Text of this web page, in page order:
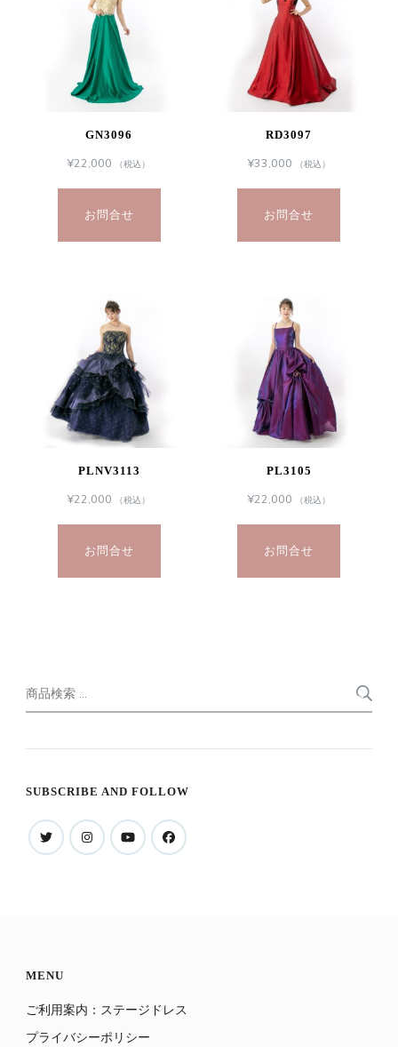
GN3096
¥22,000 （税込）
お問合せ
RD3097
¥33,000 （税込）
お問合せ
PLNV3113
¥22,000 （税込）
お問合せ
PL3105
¥22,000 （税込）
お問合せ
検
索
索
SUBSCRIBE AND FOLLOW
MENU
ご利用案内：ステージドレス
プライバシーポリシー